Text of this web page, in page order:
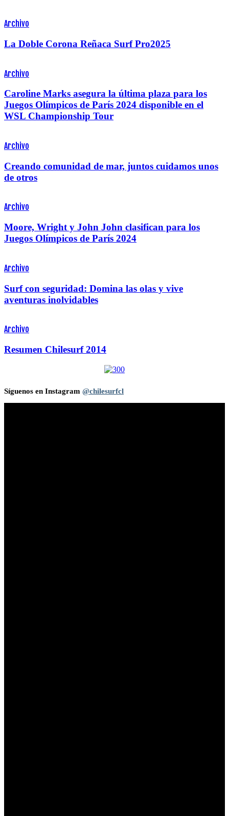
Archivo
La Doble Corona Reñaca Surf Pro2025
Archivo
Caroline Marks asegura la última plaza para los
Juegos Olímpicos de París 2024 disponible en el
WSL Championship Tour
Archivo
Creando comunidad de mar, juntos cuidamos unos
de otros
Archivo
Moore, Wright y John John clasifican para los
Juegos Olímpicos de París 2024
Archivo
Surf con seguridad: Domina las olas y vive
aventuras inolvidables
Archivo
Resumen Chilesurf 2014
Síguenos en Instagram @chilesurfcl